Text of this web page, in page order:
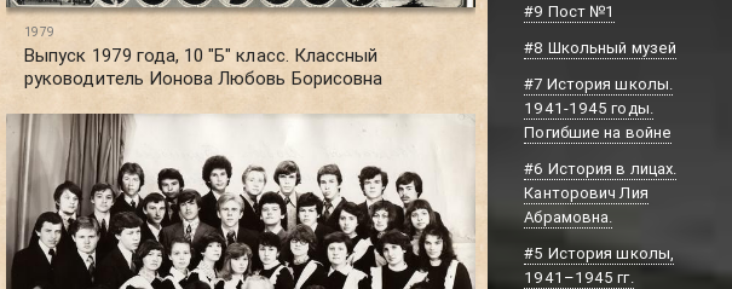
1979
Выпуск 1979 года, 10 "Б" класс. Классный
руководитель Ионова Любовь Борисовна
#9 Пост №1
#8 Школьный музей
#7 История школы.
1941-1945 годы.
Погибшие на войне
#6 История в лицах.
Канторович Лия
Абрамовна.
#5 История школы,
1941–1945 гг.